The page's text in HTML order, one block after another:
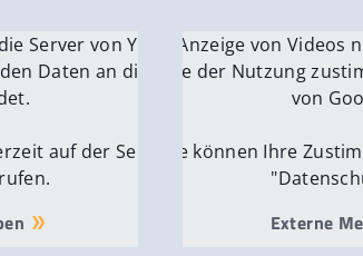
Server von YouTube.
Daten an die Server
auf der Seite
Für die Anzeige von Videos
Wenn Sie der Nutzung
von
Sie können Ihre
Externe